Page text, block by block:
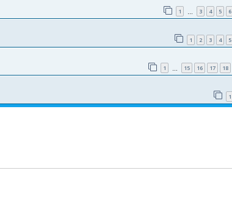
1 3 4 5 6
1 2 3 4 5
1 15 16 17 18
1